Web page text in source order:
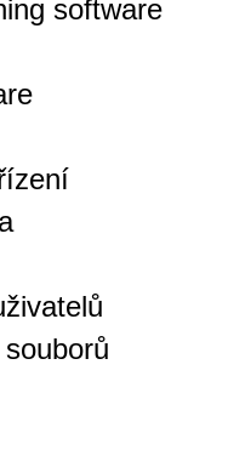
software